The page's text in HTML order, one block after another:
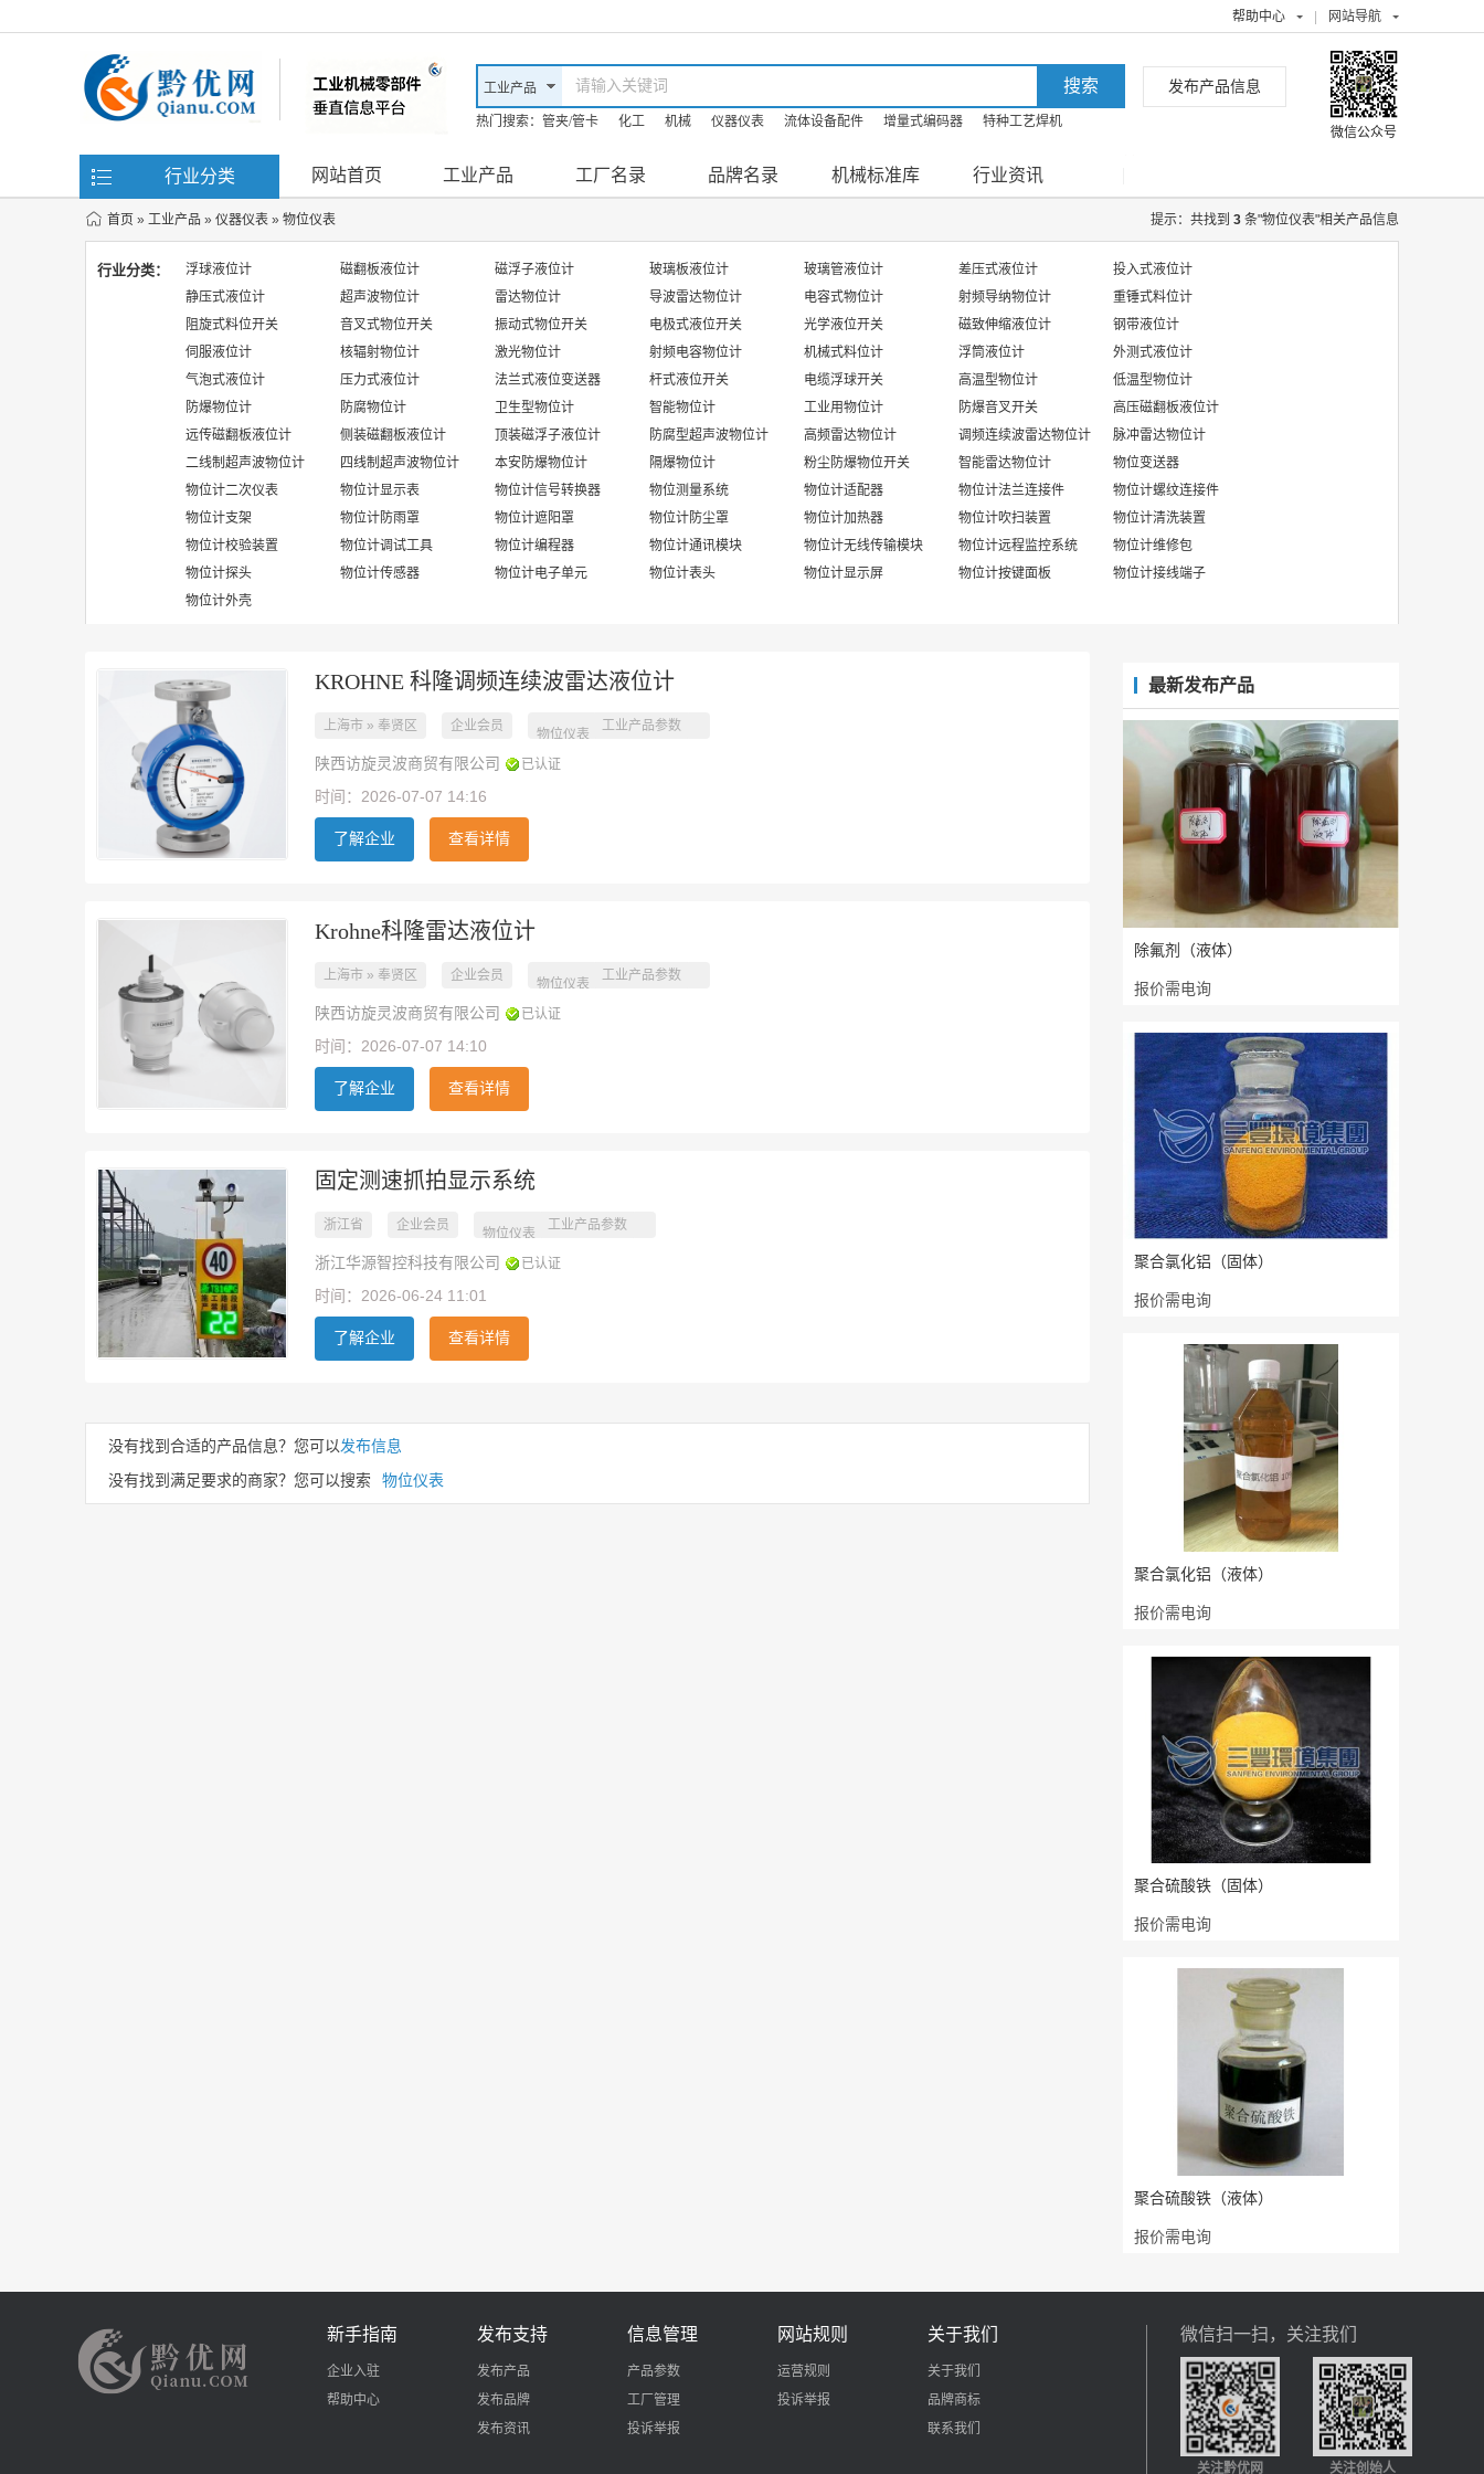
帮助中心 网站导航
热门搜索： 管夹/管卡 化工 机械 仪器仪表 流体设备配件 增量式编码器
特种工艺焊机
发布产品信息
微信公众号
行业分类 网站首页 工业产品 工厂名录 品牌名录 机械标准库 行业资讯
首页 » 工业产品 » 仪器仪表 » 物位仪表 提示：共找到 3 条"物位仪表"相关产品信息
行业分类： 浮球液位计 磁翻板液位计 磁浮子液位计 玻璃板液位计 玻璃管液位计 差压式液位计
投入式液位计
静压式液位计
超声波物位计 雷达物位计 导波雷达物位计 电容式物位计 射频导纳物位计
重锤式料位计
阻旋式料位开关
音叉式物位开关 振动式物位开关 电极式液位开关 光学液位开关 磁致伸缩液位计
钢带液位计
伺服液位计
核辐射物位计 激光物位计 射频电容物位计 机械式料位计 浮筒液位计
外测式液位计
气泡式液位计
压力式液位计 法兰式液位变送器 杆式液位开关 电缆浮球开关 高温型物位计
低温型物位计
防爆物位计
防腐物位计 卫生型物位计 智能物位计 工业用物位计 防爆音叉开关
高压磁翻板液位计
远传磁翻板液位计
侧装磁翻板液位计 顶装磁浮子液位计 防腐型超声波物位计 高频雷达物位计 调频连续波雷达物位计
脉冲雷达物位计
二线制超声波物位计
四线制超声波物位计 本安防爆物位计 隔爆物位计 粉尘防爆物位开关 智能雷达物位计
物位变送器
物位计二次仪表
物位计显示表 物位计信号转换器 物位测量系统 物位计适配器 物位计法兰连接件
物位计螺纹连接件
物位计支架
物位计防雨罩 物位计遮阳罩 物位计防尘罩 物位计加热器 物位计吹扫装置
物位计清洗装置
物位计校验装置
物位计调试工具 物位计编程器 物位计通讯模块 物位计无线传输模块 物位计远程监控系统
物位计维修包
物位计探头
物位计传感器 物位计电子单元 物位计表头 物位计显示屏 物位计按键面板
物位计接线端子
物位计外壳
KROHNE 科隆调频连续波雷达液位计
上海市 » 奉贤区 企业会员
物位仪表
工业产品参数
陕西访旋灵波商贸有限公司 已认证
时间：2026-07-07 14:16
了解企业 查看详情
Krohne科隆雷达液位计
上海市 » 奉贤区 企业会员
物位仪表
工业产品参数
陕西访旋灵波商贸有限公司 已认证
时间：2026-07-07 14:10
了解企业 查看详情
固定测速抓拍显示系统
浙江省 企业会员
物位仪表
工业产品参数
浙江华源智控科技有限公司 已认证
时间：2026-06-24 11:01
了解企业 查看详情
没有找到合适的产品信息？您可以发布信息
没有找到满足要求的商家？您可以搜索 物位仪表
最新发布产品
除氟剂（液体）
报价需电询
聚合氯化铝（固体）
报价需电询
聚合氯化铝（液体）
报价需电询
聚合硫酸铁（固体）
报价需电询
聚合硫酸铁（液体）
报价需电询
新手指南
企业入驻
帮助中心
发布支持
发布产品
发布品牌
发布资讯
信息管理
产品参数
工厂管理
投诉举报
网站规则
运营规则
投诉举报
关于我们
关于我们
品牌商标
联系我们
微信扫一扫，关注我们
关注黔优网 关注创始人